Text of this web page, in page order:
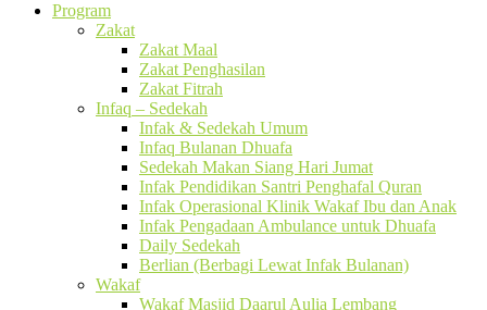
Program
Zakat
Zakat Maal
Zakat Penghasilan
Zakat Fitrah
Infaq – Sedekah
Infak & Sedekah Umum
Infaq Bulanan Dhuafa
Sedekah Makan Siang Hari Jumat
Infak Pendidikan Santri Penghafal Quran
Infak Operasional Klinik Wakaf Ibu dan Anak
Infak Pengadaan Ambulance untuk Dhuafa
Daily Sedekah
Berlian (Berbagi Lewat Infak Bulanan)
Wakaf
Wakaf Masjid Daarul Aulia Lembang